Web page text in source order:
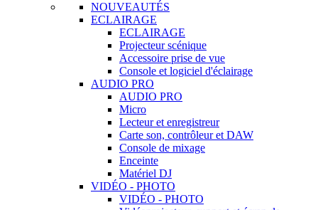
NOUVEAUTÉS
ECLAIRAGE
ECLAIRAGE
Projecteur scénique
Accessoire prise de vue
Console et logiciel d'éclairage
AUDIO PRO
AUDIO PRO
Micro
Lecteur et enregistreur
Carte son, contrôleur et DAW
Console de mixage
Enceinte
Matériel DJ
VIDÉO - PHOTO
VIDÉO - PHOTO